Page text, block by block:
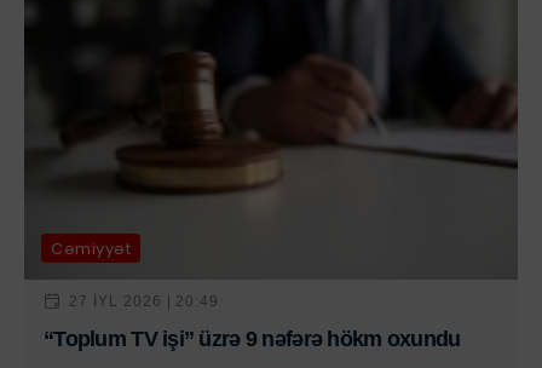
Cəmiyyət
27 IYL 2026 | 20:49
“Toplum TV işi” üzrə 9 nəfərə hökm oxundu